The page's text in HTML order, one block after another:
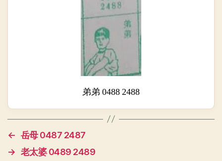
弟弟 0488 2488
← 岳母 0487 2487
→ 老太婆 0489 2489